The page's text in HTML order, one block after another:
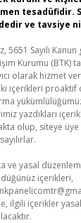
tesadüfidir.
ve tavsiye
5651 Sayılı
Kurumu (BTK)
olarak hizmet
içerikleri proaktif
yazdıkları
olup, siteye
ve yasal
içerikleri,
ilgili içerikler